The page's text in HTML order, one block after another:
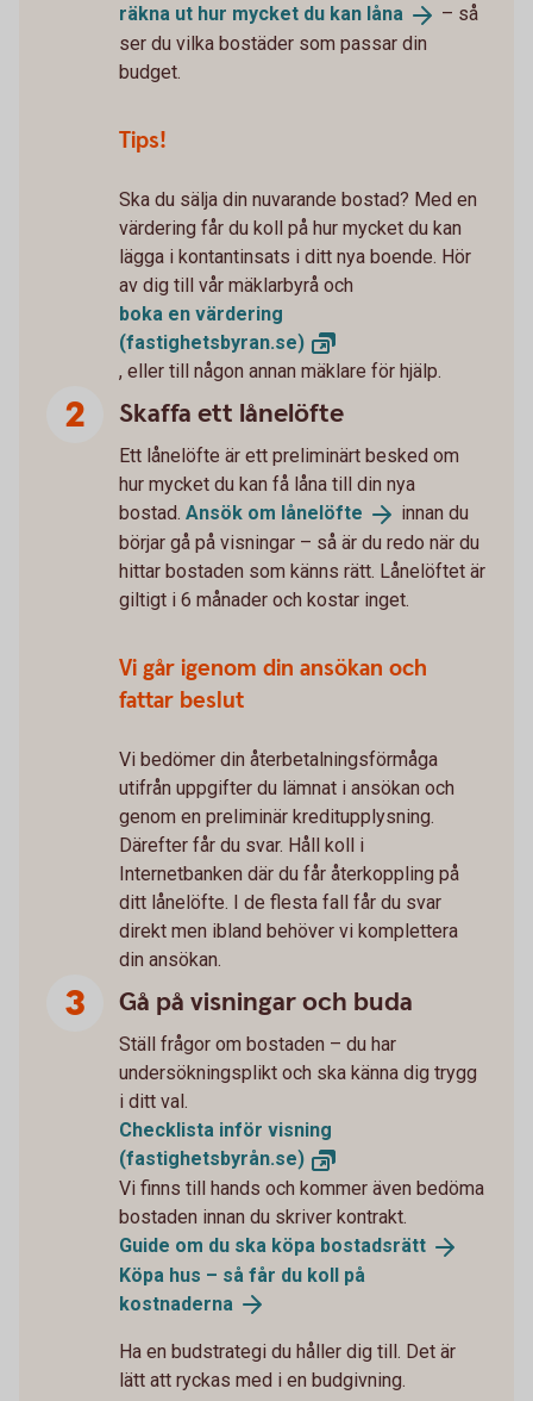
räkna ut hur mycket du kan låna
– så
ser du vilka bostäder som passar din
budget.
Tips!
Ska du sälja din nuvarande bostad? Med en
värdering får du koll på hur mycket du kan
lägga i kontantinsats i ditt nya boende. Hör
av dig till vår mäklarbyrå och
boka en värdering
(fastighetsbyran.se)
, eller till någon annan mäklare för hjälp.
Skaffa ett lånelöfte
Ett lånelöfte är ett preliminärt besked om
hur mycket du kan få låna till din nya
bostad. Ansök om lånelöfte
innan du
börjar gå på visningar – så är du redo när du
hittar bostaden som känns rätt. Lånelöftet är
giltigt i 6 månader och kostar inget.
Vi går igenom din ansökan och
fattar beslut
Vi bedömer din återbetalningsförmåga
utifrån uppgifter du lämnat i ansökan och
genom en preliminär kreditupplysning.
Därefter får du svar. Håll koll i
Internetbanken där du får återkoppling på
ditt lånelöfte. I de flesta fall får du svar
direkt men ibland behöver vi komplettera
din ansökan.
Gå på visningar och buda
Ställ frågor om bostaden – du har
undersökningsplikt och ska känna dig trygg
i ditt val.
Checklista inför visning
(fastighetsbyrån.se)
Vi finns till hands och kommer även bedöma
bostaden innan du skriver kontrakt.
Guide om du ska köpa bostadsrätt
Köpa hus – så får du koll på
kostnaderna
Ha en budstrategi du håller dig till. Det är
lätt att ryckas med i en budgivning.